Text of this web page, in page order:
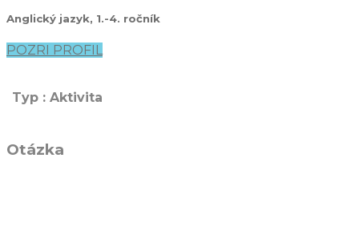
Anglický jazyk, 1.-4. ročník
POZRI PROFIL
Typ : Aktivita
Otázka